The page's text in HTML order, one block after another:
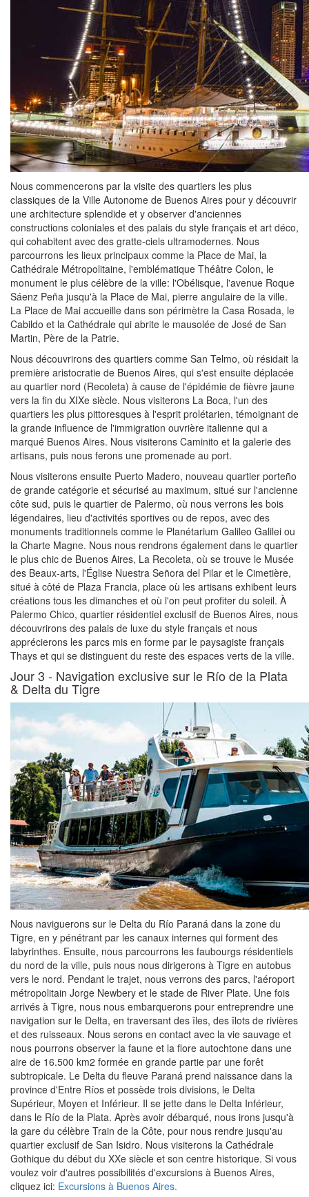
Nous commencerons par la visite des quartiers les plus
classiques de la Ville Autonome de Buenos Aires pour y découvrir
une architecture splendide et y observer d'anciennes
constructions coloniales et des palais du style français et art déco,
qui cohabitent avec des gratte-ciels ultramodernes. Nous
parcourrons les lieux principaux comme la Place de Mai, la
Cathédrale Métropolitaine, l'emblématique Théâtre Colon, le
monument le plus célèbre de la ville: l'Obélisque, l'avenue Roque
Sáenz Peña jusqu'à la Place de Mai, pierre angulaire de la ville.
La Place de Mai accueille dans son périmètre la Casa Rosada, le
Cabildo et la Cathédrale qui abrite le mausolée de José de San
Martin, Père de la Patrie.
Nous découvrirons des quartiers comme San Telmo, où résidait la
première aristocratie de Buenos Aires, qui s'est ensuite déplacée
au quartier nord (Recoleta) à cause de l'épidémie de fièvre jaune
vers la fin du XIXe siècle. Nous visiterons La Boca, l'un des
quartiers les plus pittoresques à l'esprit prolétarien, témoignant de
la grande influence de l'immigration ouvrière italienne qui a
marqué Buenos Aires. Nous visiterons Caminito et la galerie des
artisans, puis nous ferons une promenade au port.
Nous visiterons ensuite Puerto Madero, nouveau quartier porteño
de grande catégorie et sécurisé au maximum, situé sur l'ancienne
côte sud, puis le quartier de Palermo, où nous verrons les bois
légendaires, lieu d'activités sportives ou de repos, avec des
monuments traditionnels comme le Planétarium Galileo Galilei ou
la Charte Magne. Nous nous rendrons également dans le quartier
le plus chic de Buenos Aires, La Recoleta, où se trouve le Musée
des Beaux-arts, l'Église Nuestra Señora del Pilar et le Cimetière,
situé à côté de Plaza Francia, place où les artisans exhibent leurs
créations tous les dimanches et où l'on peut profiter du soleil. À
Palermo Chico, quartier résidentiel exclusif de Buenos Aires, nous
découvrirons des palais de luxe du style français et nous
apprécierons les parcs mis en forme par le paysagiste français
Thays et qui se distinguent du reste des espaces verts de la ville.
Jour 3 - Navigation exclusive sur le Río de la Plata
& Delta du Tigre
Nous naviguerons sur le Delta du Río Paraná dans la zone du
Tigre, en y pénétrant par les canaux internes qui forment des
labyrinthes. Ensuite, nous parcourrons les faubourgs résidentiels
du nord de la ville, puis nous nous dirigerons à Tigre en autobus
vers le nord. Pendant le trajet, nous verrons des parcs, l'aéroport
métropolitain Jorge Newbery et le stade de River Plate. Une fois
arrivés à Tigre, nous nous embarquerons pour entreprendre une
navigation sur le Delta, en traversant des îles, des îlots de rivières
et des ruisseaux. Nous serons en contact avec la vie sauvage et
nous pourrons observer la faune et la flore autochtone dans une
aire de 16.500 km2 formée en grande partie par une forêt
subtropicale. Le Delta du fleuve Paraná prend naissance dans la
province d'Entre Ríos et possède trois divisions, le Delta
Supérieur, Moyen et Inférieur. Il se jette dans le Delta Inférieur,
dans le Río de la Plata. Après avoir débarqué, nous irons jusqu'à
la gare du célèbre Train de la Côte, pour nous rendre jusqu'au
quartier exclusif de San Isidro. Nous visiterons la Cathédrale
Gothique du début du XXe siècle et son centre historique. Si vous
voulez voir d'autres possibilités d'excursions à Buenos Aires,
cliquez ici: Excursions à Buenos Aires.